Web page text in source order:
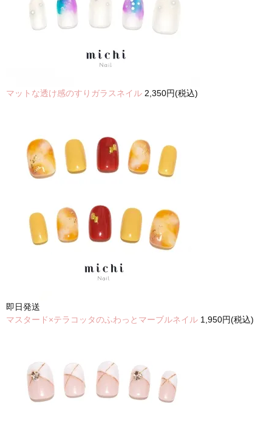
マットな透け感のすりガラスネイル 2,350円(税込)
即日発送
マスタード×テラコッタのふわっとマーブルネイル 1,950円(税込)